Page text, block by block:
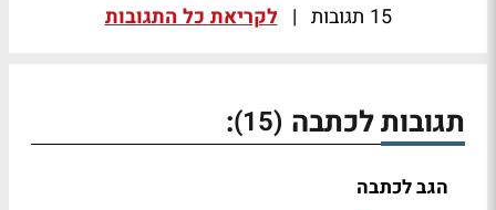
15 תגובות | לקריאת כל התגובות
תגובות לכתבה (15)
:
הגב לכתבה